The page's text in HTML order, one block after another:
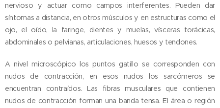
nervioso y actuar como campos interferentes. Pueden dar
síntomas a distancia, en otros músculos y en estructuras como el
ojo, el oído, la faringe, dientes y muelas, vísceras torácicas,
abdominales o pelvianas, articulaciones, huesos y tendones.
A nivel microscópico los puntos gatillo se corresponden con
nudos de contracción, en esos nudos los sarcómeros se
encuentran contraídos. Las fibras musculares que contienen
nudos de contracción forman una banda tensa. El área o región